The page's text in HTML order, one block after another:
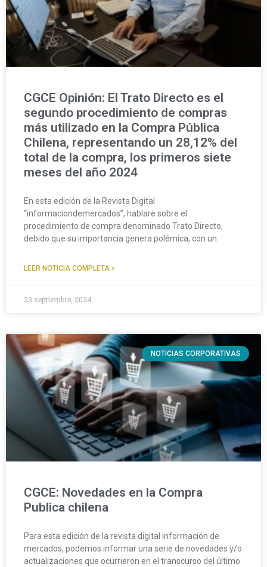
CGCE Opinión: El Trato Directo es el
segundo procedimiento de compras
más utilizado en la Compra Pública
Chilena, representando un 28,12% del
total de la compra, los primeros siete
meses del año 2024
En esta edición de la Revista Digital
“informaciondemercados”, hablare sobre el
procedimiento de compra denominado Trato Directo,
debido que su importancia genera polémica, con un
LEER NOTICIA COMPLETA »
23 septiembre, 2024
NOTICIAS CORPORATIVAS
CGCE: Novedades en la Compra
Publica chilena
Para esta edición de la revista digital información de
mercados, podemos informar una serie de novedades y/o
actualizaciones que ocurrieron en el transcurso del último